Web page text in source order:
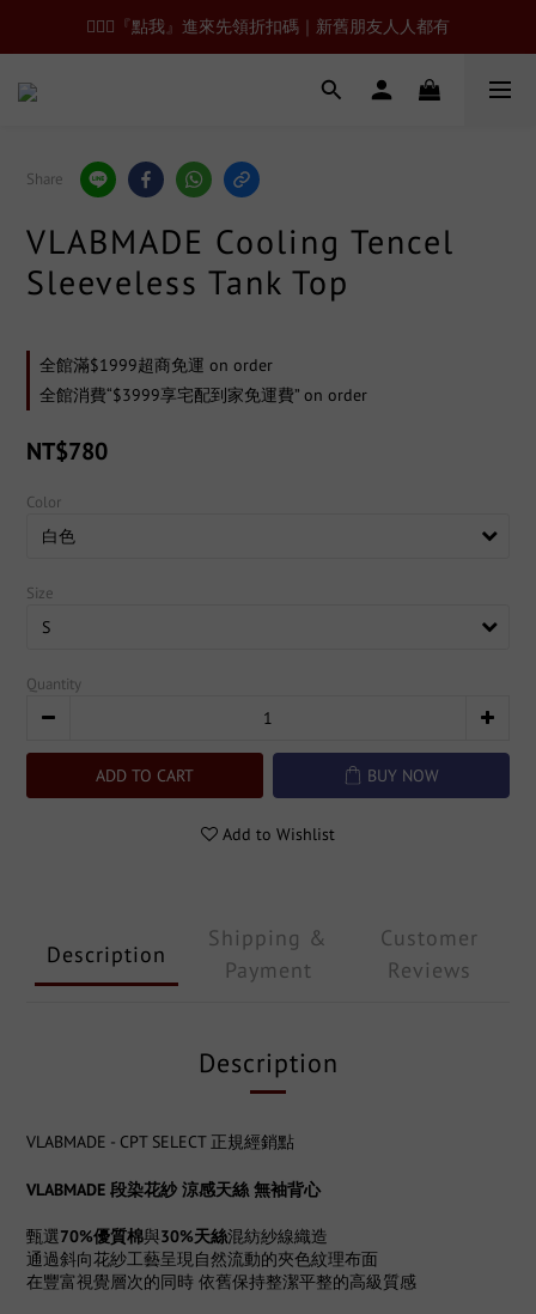
🙋🏻‍♂️『點我』進來先領折扣碼｜新舊朋友人人都有
Share
VLABMADE Cooling Tencel
Sleeveless Tank Top
全館滿$1999超商免運 on order
全館消費“$3999享宅配到家免運費” on order
NT$780
Color
Size
Quantity
ADD TO CART BUY NOW
Add to Wishlist
Description
Shipping &
Payment
Customer
Reviews
Description
VLABMADE - CPT SELECT 正規經銷點
VLABMADE 段染花紗 涼感天絲 無袖背心
甄選70%優質棉與30%天絲混紡紗線織造
通過斜向花紗工藝呈現自然流動的夾色紋理布面
在豐富視覺層次的同時 依舊保持整潔平整的高級質感